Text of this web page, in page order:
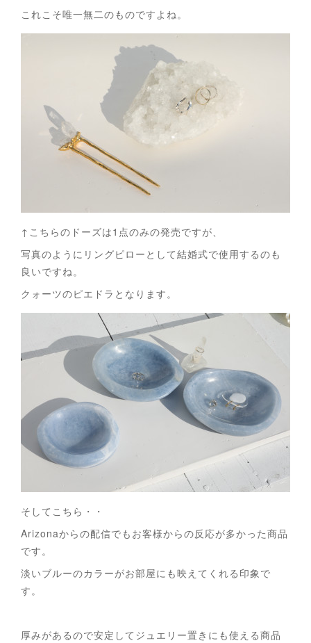
これこそ唯一無二のものですよね。
↑こちらのドーズは1点のみの発売ですが、
写真のようにリングピローとして結婚式で使用するのも
良いですね。
クォーツのピエドラとなります。
そしてこちら・・
Arizonaからの配信でもお客様からの反応が多かった商品
です。
淡いブルーのカラーがお部屋にも映えてくれる印象で
す。
厚みがあるので安定してジュエリー置きにも使える商品